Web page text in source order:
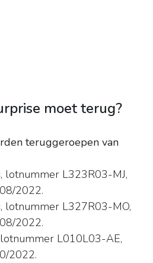
moet terug?
teruggeroepen van
, lotnummer L323R03-MJ,
2022.
, lotnummer L327R03-MO,
2022.
L010L03-AE,
2022.